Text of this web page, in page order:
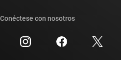
Eventos
Relaciones con los inversionistas
Búsqueda de referencias cruzadas
Centro de atención al cliente
Conéctese con nosotros